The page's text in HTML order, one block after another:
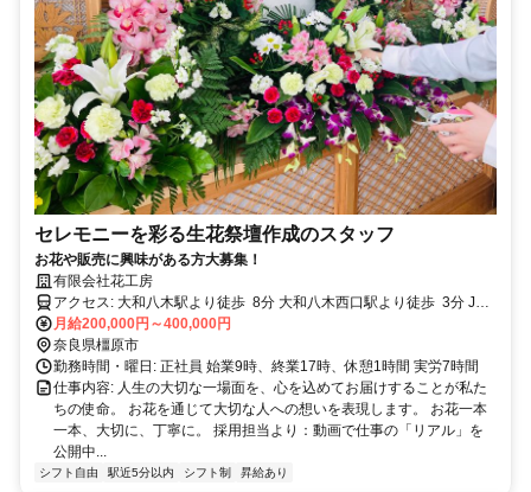
セレモニーを彩る生花祭壇作成のスタッフ
お花や販売に興味がある方大募集！
有限会社花工房
アクセス: 大和八木駅より徒歩 8分 大和八木西口駅より徒歩 3分 JR
畝傍駅よら徒歩 6分
月給200,000円～400,000円
奈良県橿原市
勤務時間・曜日: 正社員 始業9時、終業17時、休憩1時間 実労7時間
仕事内容: 人生の大切な一場面を、心を込めてお届けすることが私た
ちの使命。 お花を通じて大切な人への想いを表現します。 お花一本
一本、大切に、丁寧に。 採用担当より：動画で仕事の「リアル」を
公開中...
シフト自由 駅近5分以内 シフト制 昇給あり